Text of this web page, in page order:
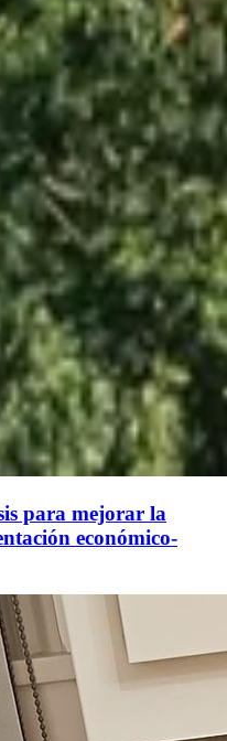
para mejorar la
económico-